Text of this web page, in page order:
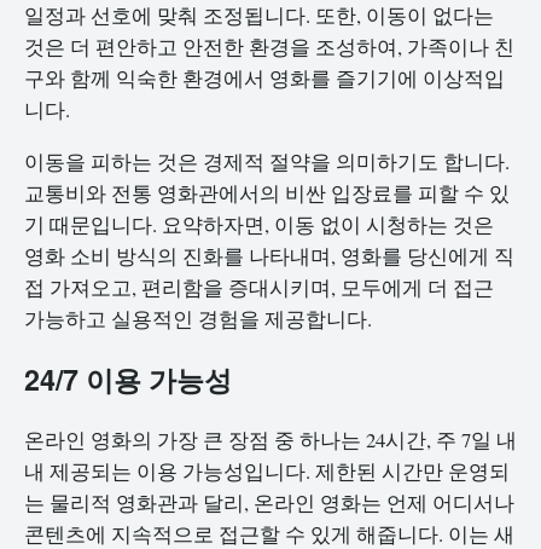
일정과 선호에 맞춰 조정됩니다. 또한, 이동이 없다는
것은 더 편안하고 안전한 환경을 조성하여, 가족이나 친
구와 함께 익숙한 환경에서 영화를 즐기기에 이상적입
니다.
이동을 피하는 것은 경제적 절약을 의미하기도 합니다.
교통비와 전통 영화관에서의 비싼 입장료를 피할 수 있
기 때문입니다. 요약하자면, 이동 없이 시청하는 것은
영화 소비 방식의 진화를 나타내며, 영화를 당신에게 직
접 가져오고, 편리함을 증대시키며, 모두에게 더 접근
가능하고 실용적인 경험을 제공합니다.
24/7 이용 가능성
온라인 영화의 가장 큰 장점 중 하나는 24시간, 주 7일 내
내 제공되는 이용 가능성입니다. 제한된 시간만 운영되
는 물리적 영화관과 달리, 온라인 영화는 언제 어디서나
콘텐츠에 지속적으로 접근할 수 있게 해줍니다. 이는 새